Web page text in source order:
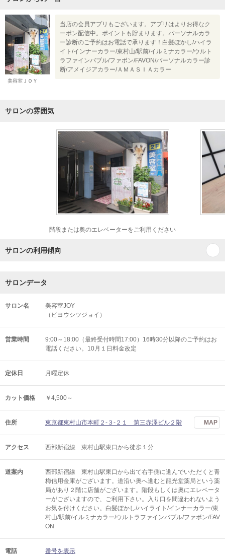
美容室ＪＯＹ
当店の会員アプリもございます。アプリはよりお得なク
ーポン配信中。ポイントも貯まります。パーソナルカラ
ー診断のご予約はお電話で承ります！白髪ぼかし/ハイラ
イト/インナーカラー/東村山/駅前/イルミナカラー/ウルト
ラファインバブル/ファボン/FAVON/パーソナルカラー診
断/アメイジアカラー/ＡＭＡＳＩＡカラー
サロンの雰囲気
階段または奥のエレベーターをご利用ください
サロンの利用傾向
サロンデータ
サロン名
美容室JOY
（ビヨウシツジョイ）
営業時間
9:00～18:00（最終受付時間17:00）16時30分以降のご予約はお
電話ください。10月１日料金改定
定休日 月曜定休
カット価格 ￥4,500～
住所 東京都東村山市本町２‐３‐２１ 第三赤澤ビル２階 MAP
アクセス 西部新宿線 東村山駅東口から徒歩１分
道案内
西部新宿線 東村山駅東口から出て右手側に進んでいただくと青
梅信用金庫がございます。道沿い奥へ進むと龍光堂薬局という薬
局があり２階に店舗がございます。階段もしくは奥にエレベータ
ーがございますので、ご利用下さい。入り口を間違われないよう
お気を付けください。白髪ぼかし/ハイライト/インナーカラー/東
村山/駅前/イルミナカラー/ウルトラファインバブル/ファボン/FAV
ON
電話 番号を表示